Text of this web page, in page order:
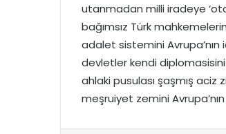
utanmadan milli iradeye
bağımsız Türk
adalet sistemini
devletler kendi diplomasisini
ahlaki pusulası şaşmış aciz
meşruiyet zemini Avrupa’nın